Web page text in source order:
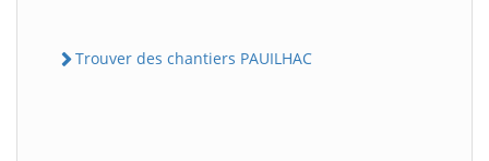
Trouver des chantiers PAUILHAC